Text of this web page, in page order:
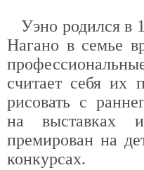
Уэно родился в
Нагано в семье
считает себя их
рисовать с
на выставках
премирован на
конкурсах.